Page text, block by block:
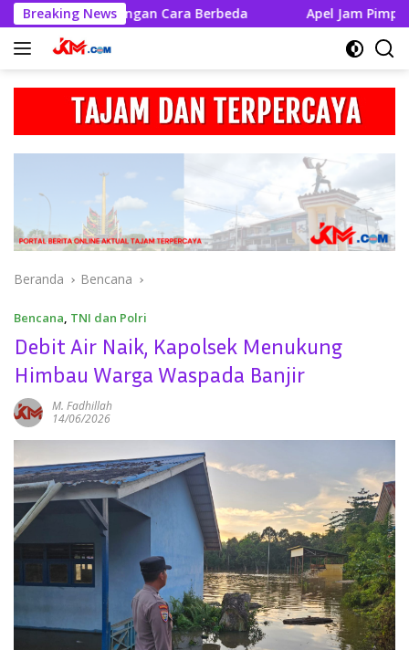
Langsung
ke
konten
Breaking News
Dengan Cara Berbeda Apel Jam Pimpinan,
Beranda Bencana
Bencana, TNI dan Polri
Debit Air Naik, Kapolsek Menukung
Himbau Warga Waspada Banjir
M. Fadhillah
14/06/2026